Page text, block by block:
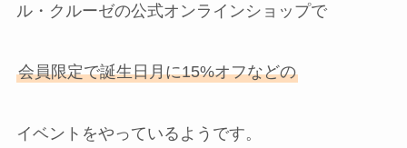
ル・クルーゼの公式オンラインショップで
会員限定で誕生日月に15%オフなどの
イベントをやっているようです。